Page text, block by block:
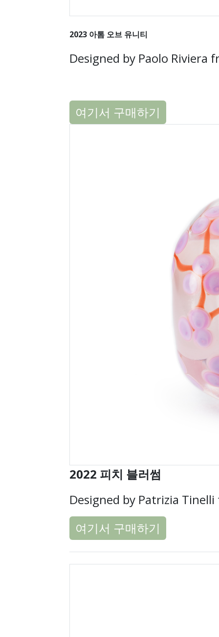
2023 아톰 오브 유니티
Designed by Paolo Riviera
여기서 구매하기
2022 피치 블러썸
Designed by Patrizia
여기서 구매하기